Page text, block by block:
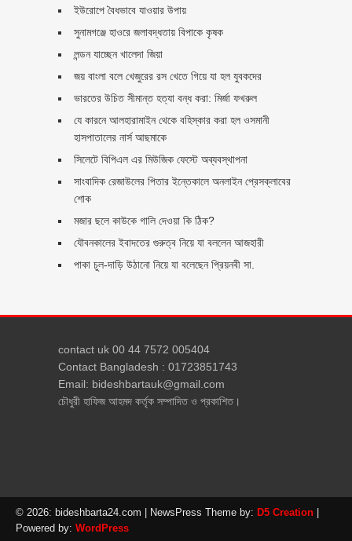
ইউরোপে বৈধভাবে যাওয়ার উপায়
সুনামগঞ্জে হাওরে জলাবদ্ধতায় বিপাকে কৃষক
লন্ডন যাচ্ছেন খালেদা জিয়া
জয় বাংলা বলে খেজুরের রস খেতে গিয়ে যা হল যুবকদের
ভারতের উচিত সীমান্ত হত্যা বন্ধ করা: মির্জা ফখরুল
যে কারনে আলহারামাইন থেকে বহিস্কার করা হল ওসমানী
হাসপাতালের নার্স আছমাকে
সিলেটে বিপিএল এর মিউজিক ফেস্টে অব্যবস্থাপনা
সাংবাদিক রেজাউলের পিতার ইন্তেকালে অনলাইন প্রেসক্লাবের
শোক
মজার ছলে কাউকে গালি দেওয়া কি ঠিক?
যৌবনকালের ইবাদতের গুরুত্ব নিয়ে যা বললেন আজহারী
পাকা চুল-দাড়ি উঠানো নিয়ে যা বলেছেন প্রিয়নবী সা.
contact uk 00 44 7572 005404
Contact Bangladesh : 01723851743
Email: bideshbartauk@gmail.com
চৌধুরী হাফিজ আহমদ কর্তৃক সম্পাদিত ও প্রকাশিত।
© 2026: bideshbarta24.com | NewsPress Theme by: D5 Creation
Powered by: WordPress